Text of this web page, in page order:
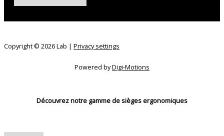
Copyright © 2026 Lab | Privacy settings
Powered byDigi-Motions
Découvrez notre gamme de sièges ergonomiques